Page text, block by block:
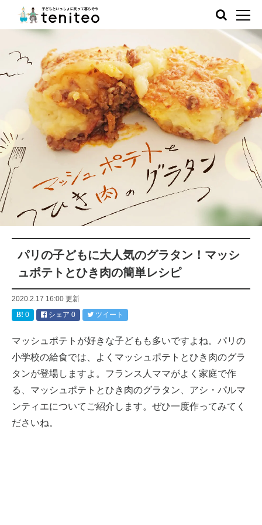
パリの子どもに大人気のグラタン！マッシ
ュポテトとひき肉の簡単レシピ
2020.2.17 16:00 更新
0
シェア 0 ツイート
マッシュポテトが好きな子どもも多いですよね。パリの
小学校の給食では、よくマッシュポテトとひき肉のグラ
タンが登場しますよ。フランス人ママがよく家庭で作
る、マッシュポテトとひき肉のグラタン、アシ・パルマ
ンティエについてご紹介します。ぜひ一度作ってみてく
ださいね。